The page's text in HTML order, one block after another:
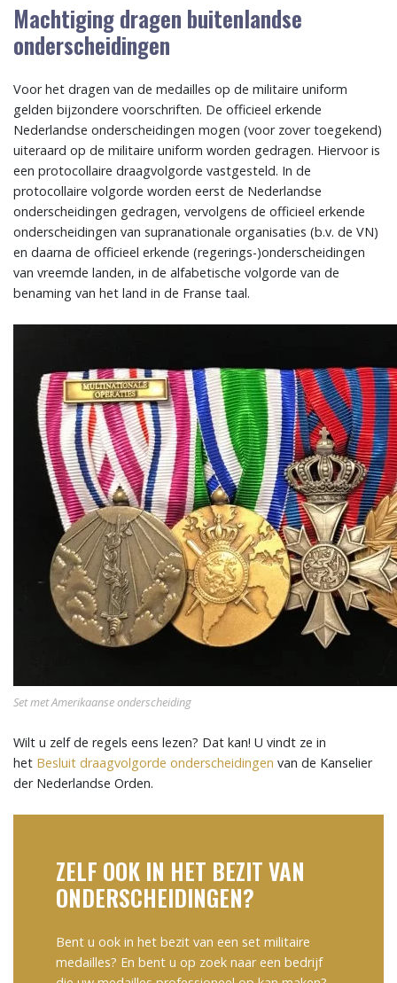
Machtiging dragen buitenlandse
onderscheidingen
Voor het dragen van de medailles op de militaire uniform
gelden bijzondere voorschriften. De officieel erkende
Nederlandse onderscheidingen mogen (voor zover toegekend)
uiteraard op de militaire uniform worden gedragen. Hiervoor is
een protocollaire draagvolgorde vastgesteld. In de
protocollaire volgorde worden eerst de Nederlandse
onderscheidingen gedragen, vervolgens de officieel erkende
onderscheidingen van supranationale organisaties (b.v. de VN)
en daarna de officieel erkende (regerings-)onderscheidingen
van vreemde landen, in de alfabetische volgorde van de
benaming van het land in de Franse taal.
Set met Amerikaanse onderscheiding
Wilt u zelf de regels eens lezen? Dat kan! U vindt ze in
het Besluit draagvolgorde onderscheidingen van de Kanselier
der Nederlandse Orden.
ZELF OOK IN HET BEZIT VAN
ONDERSCHEIDINGEN?
Bent u ook in het bezit van een set militaire
medailles? En bent u op zoek naar een bedrijf